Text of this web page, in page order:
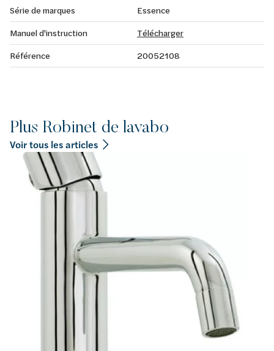
Série de marques
Essence
Manuel d'instruction
Télécharger
Référence
20052108
Plus Robinet de lavabo
Voir tous les articles